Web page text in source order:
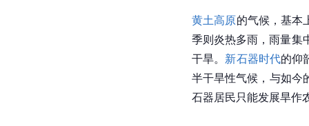
黄土高原的气候，基
季则炎热多雨，雨量集
干旱。 新石器时代的仰
半干旱性气候，与如今
石器居民只能发展旱作